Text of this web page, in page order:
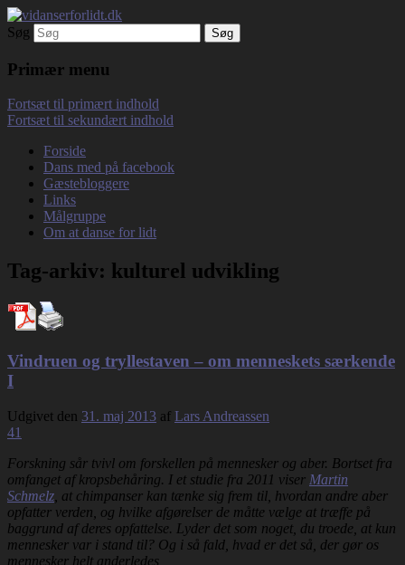
vidanserforlidt.dk
Debatterende tekster med filosofisk tilsnit
om hverdagens glæder og genvordigheder
Søg
Primær menu
Fortsæt til primært indhold
Fortsæt til sekundært indhold
Forside
Dans med på facebook
Gæstebloggere
Links
Målgruppe
Om at danse for lidt
Tag-arkiv: kulturel udvikling
Vindruen og tryllestaven – om menneskets særkende
I
Udgivet den 31. maj 2013 af Lars Andreassen
41
Forskning sår tvivl om forskellen på mennesker og aber. Bortset fra
omfanget af kropsbehåring. I et studie fra 2011 viser Martin
Schmelz , at chimpanser kan tænke sig frem til, hvordan andre aber
opfatter verden, og hvilke afgørelser de måtte vælge at træffe på
baggrund af deres opfattelse. Lyder det som noget, du troede, at kun
mennesker var i stand til? Og i så fald, hvad er det så, der gør os
mennesker helt anderledes